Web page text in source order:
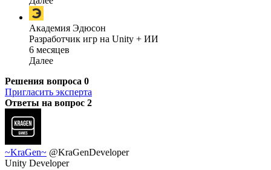
Академия Эдюсон
Разработчик игр на Unity + ИИ
6 месяцев
Далее
Решения вопроса 0
Пригласить эксперта
Ответы на вопрос 2
~KraGen~ @KraGenDeveloper
Unity Developer